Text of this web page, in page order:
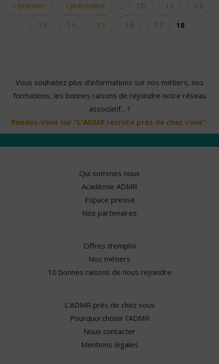
Pages
« premier ‹ précédent … 10 11
12
13
14 15 16 17 18
Vous souhaitez plus d'informations sur nos métiers, nos
formations, les bonnes raisons de rejoindre notre réseau
associatif... ?
Rendez-vous sur "L'ADMR recrute près de chez vous".
Qui sommes nous
Académie ADMR
Espace presse
Nos partenaires
Offres d'emploi
Nos métiers
10 bonnes raisons de nous rejoindre
L'ADMR près de chez vous
Pourquoi choisir l'ADMR
Nous contacter
Mentions légales